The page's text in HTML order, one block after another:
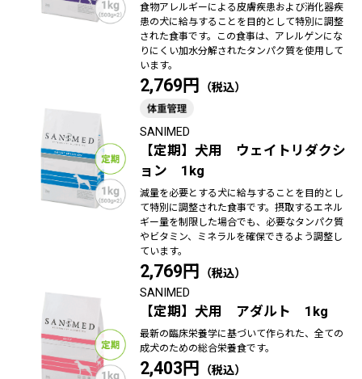
食物アレルギーによる皮膚疾患および消化器疾
患の犬に給与することを目的として特別に調整
された食事です。この食事は、アレルゲンにな
りにくい加水分解されたタンパク質を使用して
います。
2,769円
SANIMED
【定期】犬用 ウェイトリダクシ
ョン 1kg
減量を必要とする犬に給与することを目的とし
て特別に調整された食事です。摂取するエネル
ギー量を制限した場合でも、必要なタンパク質
やビタミン、ミネラルを確保できるよう調整し
ています。
2,769円
SANIMED
【定期】犬用 アダルト 1kg
最新の臨床栄養学に基づいて作られた、全ての
成犬のための総合栄養食です。
2,403円